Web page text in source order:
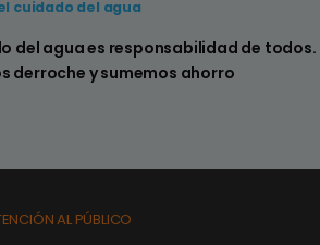
pérdidas en los sistemas sanitarios de
cuidado del agua
del agua es responsabilidad de todos.
derroche y sumemos ahorro
AL PÚBLICO